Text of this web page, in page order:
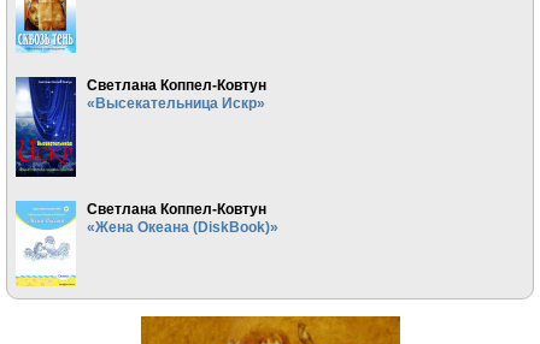
Светлана Коппел-Ковтун
«Высекательница Искр»
Светлана Коппел-Ковтун
«Жена Океана (DiskBook)»